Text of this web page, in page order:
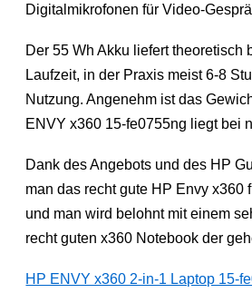
Digitalmikrofonen für Video-
Der 55 Wh Akku liefert theoretisch
Laufzeit, in der Praxis meist 6-8
Nutzung. Angenehm ist das
ENVY x360 15-fe0755ng liegt bei
Dank des Angebots und des HP
man das recht gute HP Envy x360
und man wird belohnt mit einem
recht guten x360 Notebook der
HP ENVY x360 2-in-1 Laptop 15-